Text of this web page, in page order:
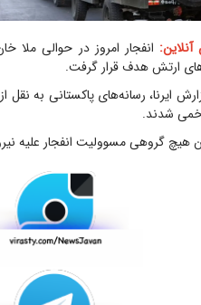
انفجار امروز در حوالی
ارتش هدف قرار گرفت.
شدند.
هیچ گروهی مسوولیت انفجار علیه